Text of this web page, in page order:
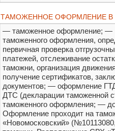
ТАМОЖЕННОЕ ОФОРМЛЕНИЕ В
— таможенное оформление; —
таможенного оформления,
первичная проверка
платежей, отслеживание
таможни, организация
получение сертификатов,
документов; — оформление
ДТС (декларации таможенной
таможенного оформления; —
Оформление проходит на
«Новомосковский»